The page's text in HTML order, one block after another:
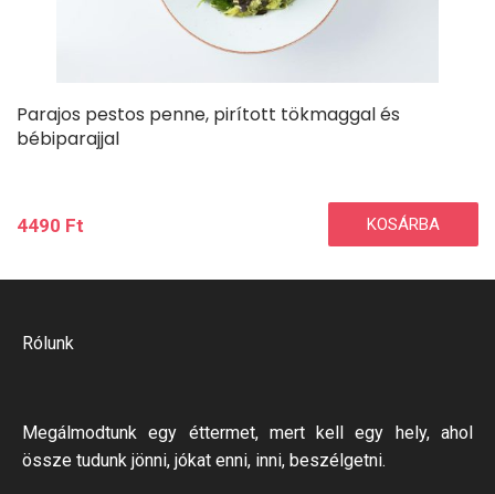
Parajos pestos penne, pirított tökmaggal és
bébiparajjal
4490 Ft KOSÁRBA
Rólunk
Megálmodtunk egy éttermet, mert kell egy hely, ahol
össze tudunk jönni, jókat enni, inni, beszélgetni.